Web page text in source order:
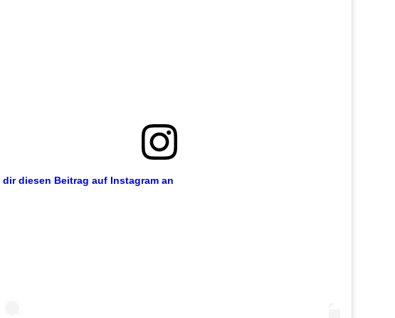
dir diesen Beitrag auf Instagram an